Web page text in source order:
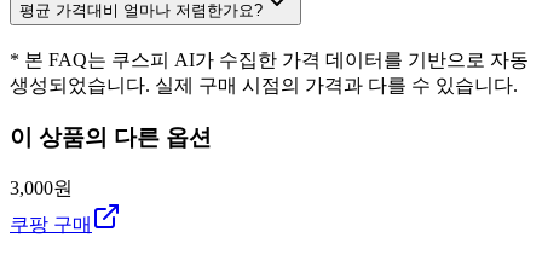
평균 가격대비 얼마나 저렴한가요?
* 본 FAQ는 쿠스피 AI가 수집한 가격 데이터를 기반으로 자동
생성되었습니다. 실제 구매 시점의 가격과 다를 수 있습니다.
이 상품의 다른 옵션
3,000원
쿠팡 구매